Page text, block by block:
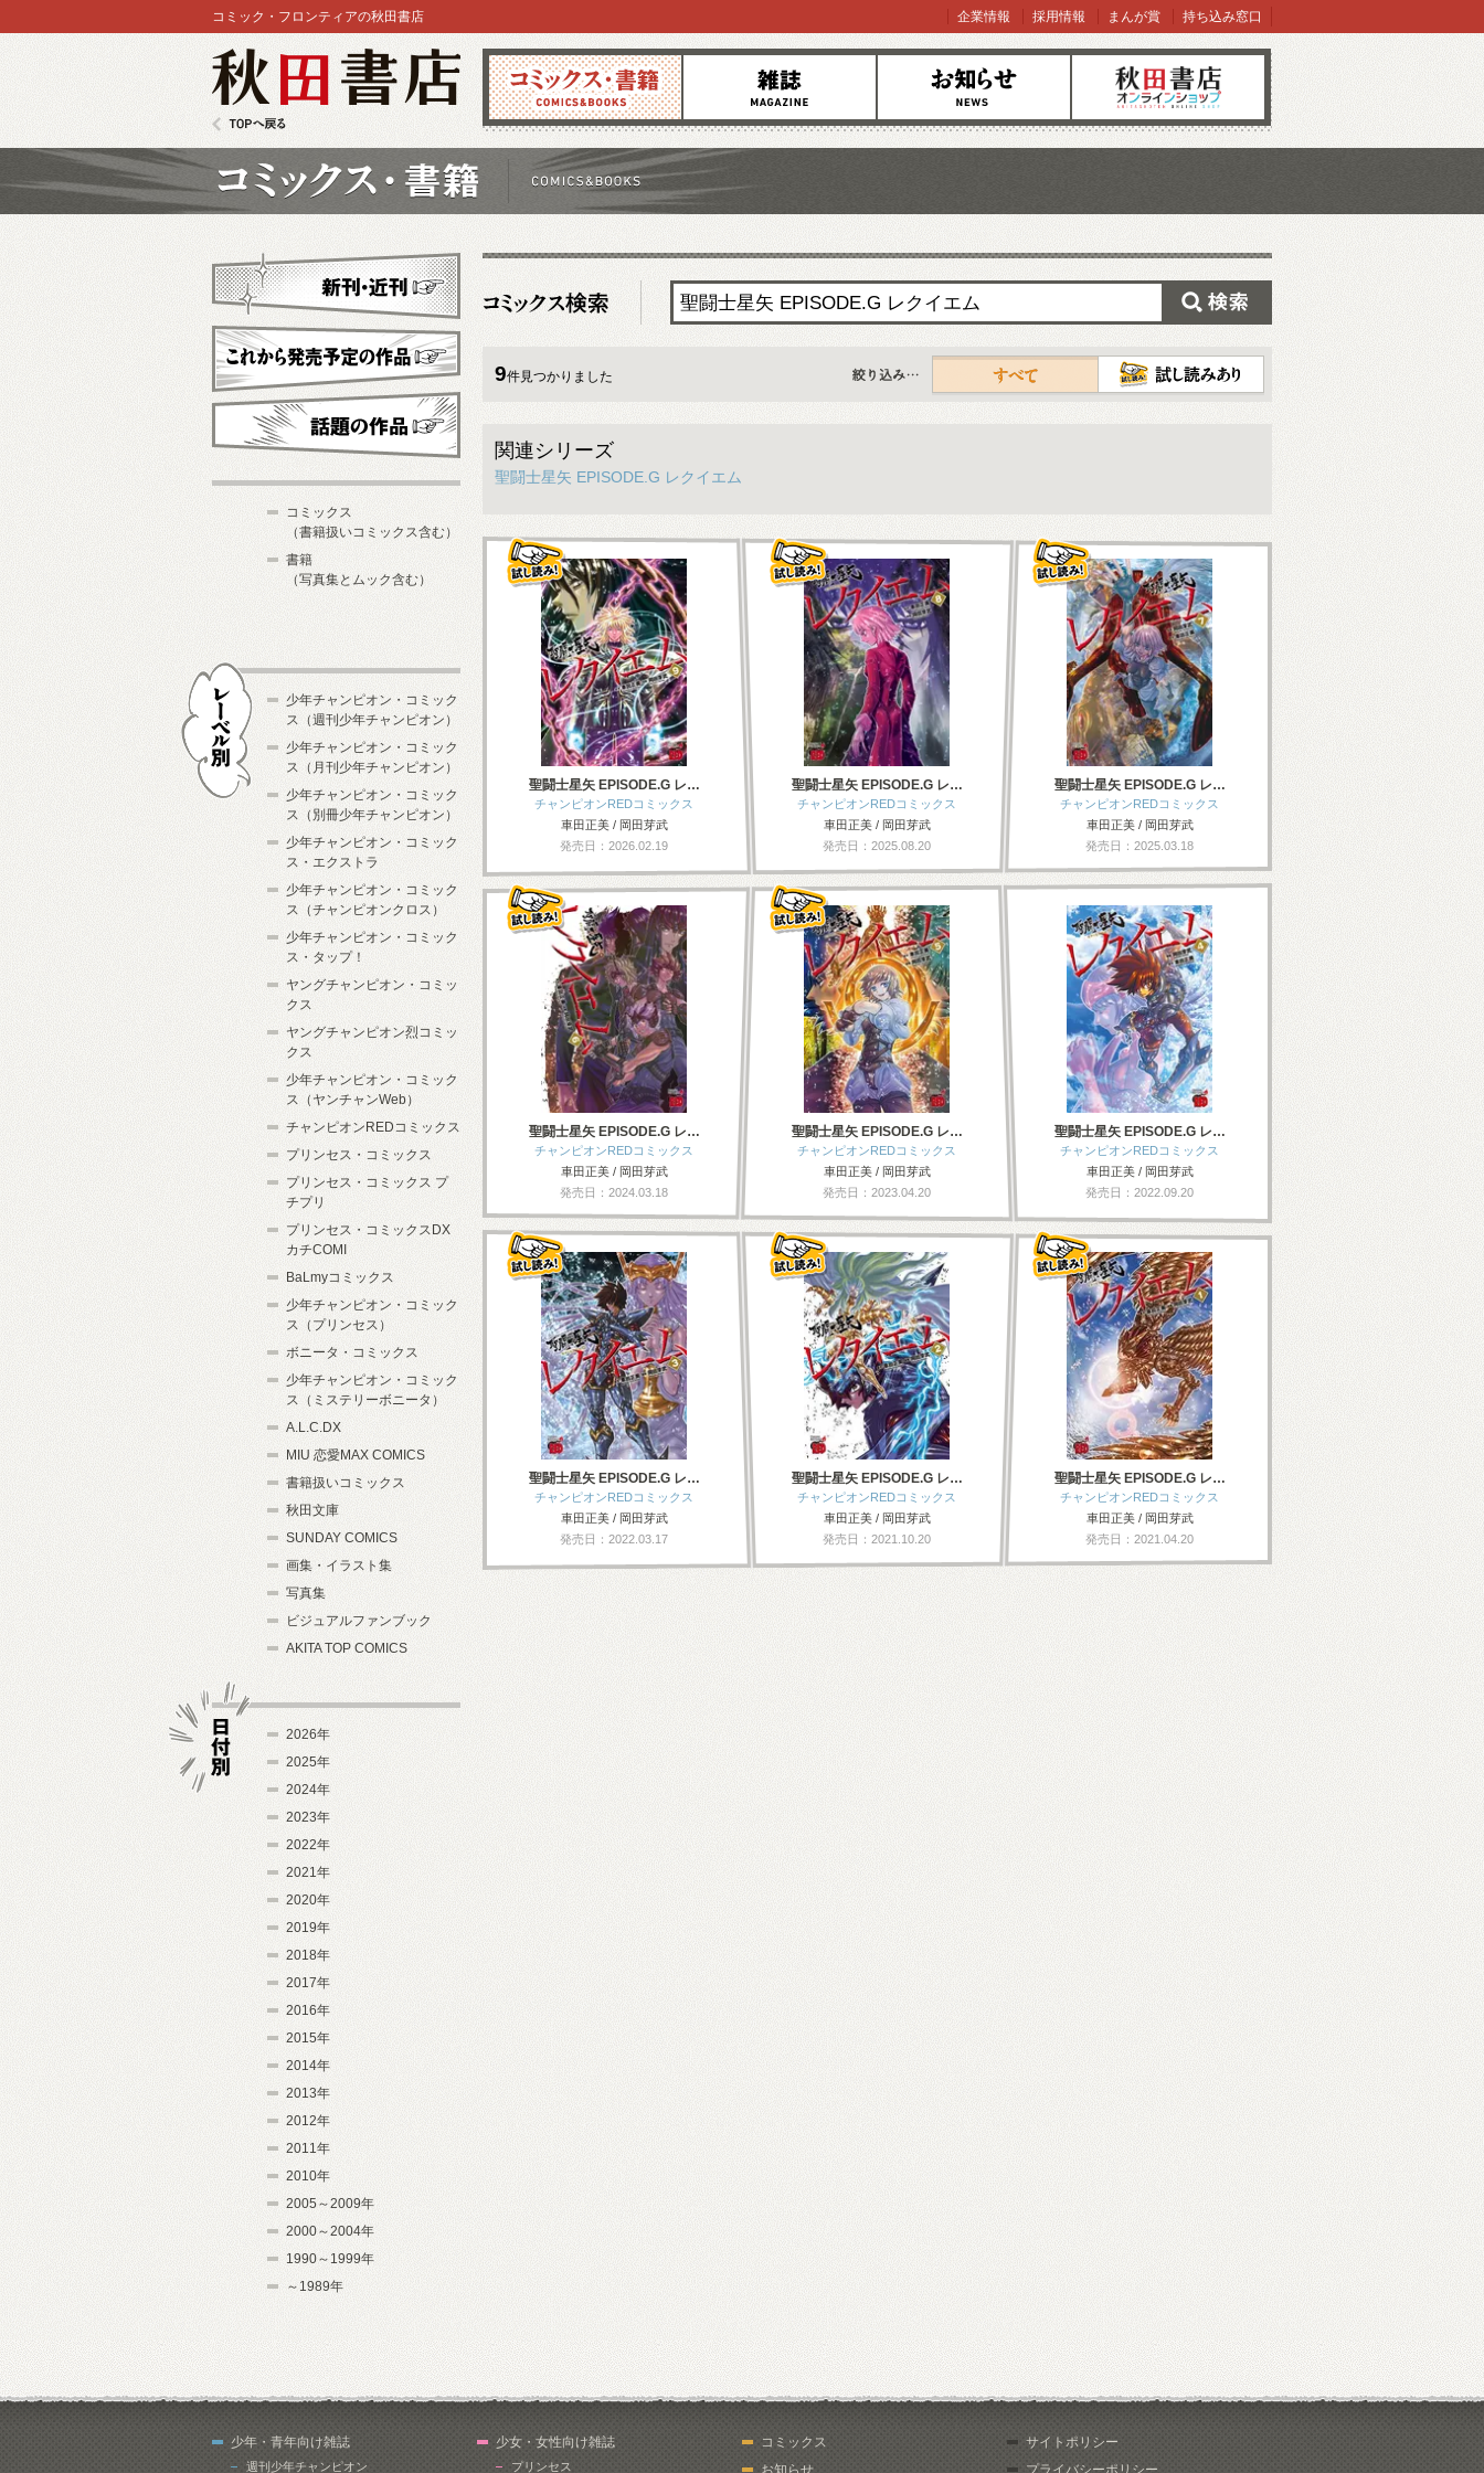
コミックス 雑誌 お知らせ オンラインショップ
コミック・フロンティアの秋田書店 企業情報 採用情報 まんが賞 持ち込み窓口
9件見つかりました
すべて
関連シリーズ
聖闘士星矢 EPISODE.G レクイエム
聖闘士星矢 EPISODE.G レ…
チャンピオンREDコミックス
車田正美 / 岡田芽武
発売日：2026.02.19
聖闘士星矢 EPISODE.G レ…
チャンピオンREDコミックス
車田正美 / 岡田芽武
発売日：2025.08.20
聖闘士星矢 EPISODE.G レ…
チャンピオンREDコミックス
車田正美 / 岡田芽武
発売日：2025.03.18
聖闘士星矢 EPISODE.G レ…
チャンピオンREDコミックス
車田正美 / 岡田芽武
発売日：2024.03.18
聖闘士星矢 EPISODE.G レ…
チャンピオンREDコミックス
車田正美 / 岡田芽武
発売日：2023.04.20
聖闘士星矢 EPISODE.G レ…
チャンピオンREDコミックス
車田正美 / 岡田芽武
発売日：2022.09.20
聖闘士星矢 EPISODE.G レ…
チャンピオンREDコミックス
車田正美 / 岡田芽武
発売日：2022.03.17
聖闘士星矢 EPISODE.G レ…
チャンピオンREDコミックス
車田正美 / 岡田芽武
発売日：2021.10.20
聖闘士星矢 EPISODE.G レ…
チャンピオンREDコミックス
車田正美 / 岡田芽武
発売日：2021.04.20
新刊・近刊
これから発売予定
コミックス
（書籍扱いコミックス含む）
書籍
（写真集とムック含む）
少年チャンピオン・コミック
ス（週刊少年チャンピオン）
少年チャンピオン・コミック
ス（月刊少年チャンピオン）
少年チャンピオン・コミック
ス（別冊少年チャンピオン）
少年チャンピオン・コミック
ス・エクストラ
少年チャンピオン・コミック
ス（チャンピオンクロス）
少年チャンピオン・コミック
ス・タップ！
ヤングチャンピオン・コミッ
クス
ヤングチャンピオン烈コミッ
クス
少年チャンピオン・コミック
ス（ヤンチャンWeb）
チャンピオンREDコミックス
プリンセス・コミックス
プリンセス・コミックス プ
チプリ
プリンセス・コミックスDX
カチCOMI
BaLmyコミックス
少年チャンピオン・コミック
ス（プリンセス）
ボニータ・コミックス
少年チャンピオン・コミック
ス（ミステリーボニータ）
A.L.C.DX
MIU 恋愛MAX COMICS
書籍扱いコミックス
秋田文庫
SUNDAY COMICS
画集・イラスト集
写真集
ビジュアルファンブック
AKITA TOP COMICS
2026年
2025年
2024年
2023年
2022年
2021年
2020年
2019年
2018年
2017年
2016年
2015年
2014年
2013年
2012年
2011年
2010年
2005～2009年
2000～2004年
1990～1999年
～1989年
少年・青年向け雑誌
週刊少年チャンピオン
少女・女性向け雑誌
プリンセス
コミックス
お知らせ
サイトポリシー
プライバシーポリシー